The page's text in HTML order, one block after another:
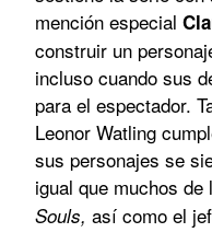
mención especial
construir un
incluso cuando sus
para el espectador.
Leonor Watling
sus personajes se
igual que muchos
Souls, así como el